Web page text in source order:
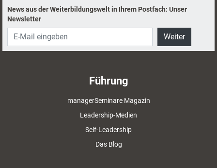
News aus der Weiterbildungswelt in Ihrem Postfach: Unser
Newsletter
Weiter
Führung
managerSeminare Magazin
Leadership-Medien
Self-Leadership
Das Blog